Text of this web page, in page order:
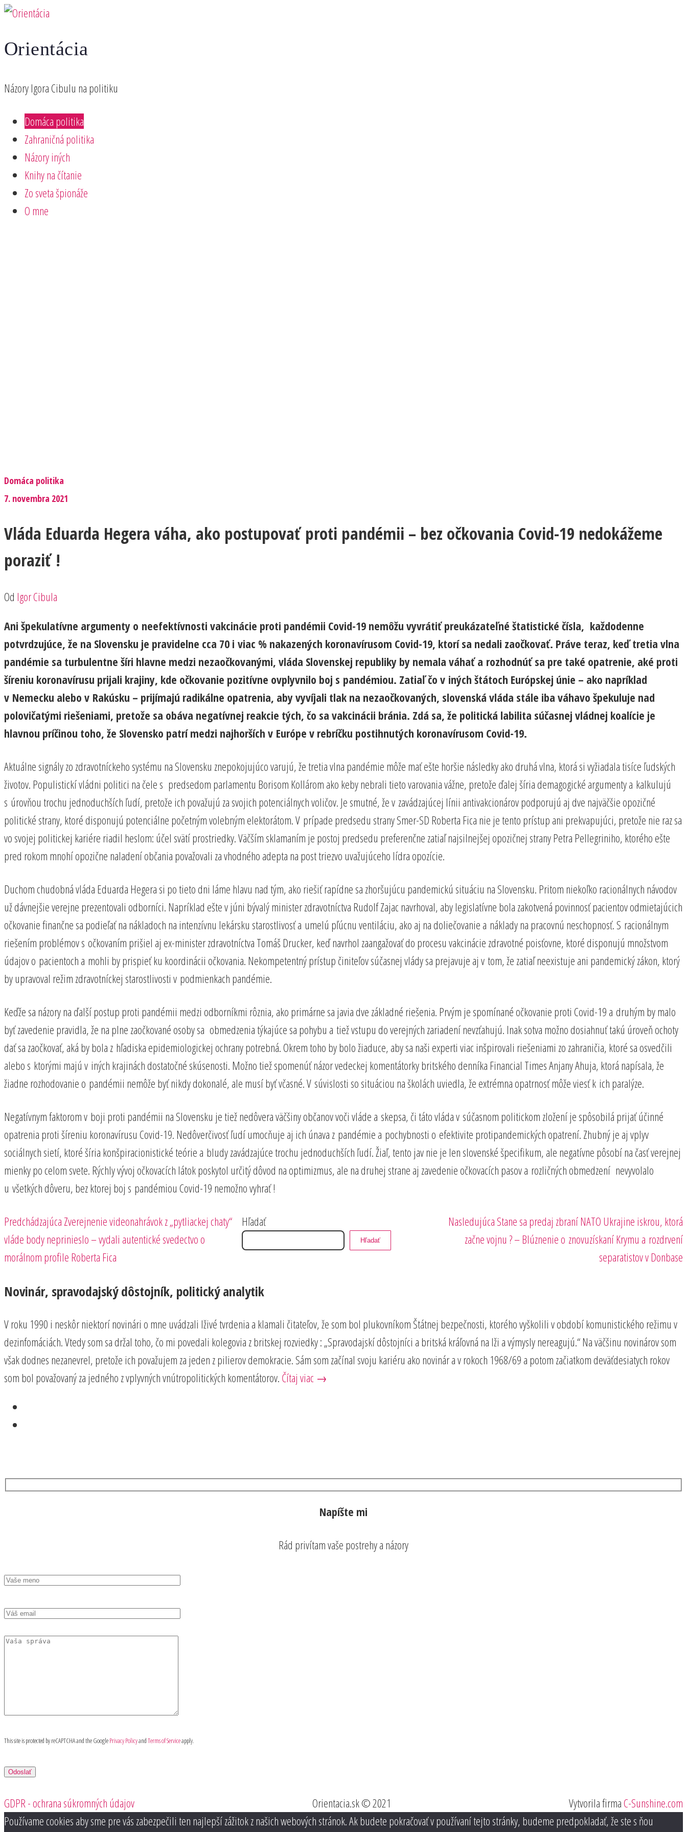
Preskočiť
obsah
Orientácia
Názory Igora Cibulu na politiku
Domáca politika
Zahraničná politika
Názory iných
Knihy na čítanie
Zo sveta špionáže
O mne
Domáca politika
7. novembra 2021
Vláda Eduarda Hegera váha, ako postupovať proti pandémii – bez očkovania Covid-19 nedokážeme
poraziť !
Od Igor Cibula
Ani špekulatívne argumenty o neefektívnosti vakcinácie proti pandémii Covid-19 nemôžu vyvrátiť preukázateľné štatistické čísla, každodenne
potvrdzujúce, že na Slovensku je pravidelne cca 70 i viac % nakazených koronavírusom Covid-19, ktorí sa nedali zaočkovať. Práve teraz, keď tretia vlna
pandémie sa turbulentne šíri hlavne medzi nezaočkovanými, vláda Slovenskej republiky by nemala váhať a rozhodnúť sa pre také opatrenie, aké proti
šíreniu koronavírusu prijali krajiny, kde očkovanie pozitívne ovplyvnilo boj s pandémiou. Zatiaľ čo v iných štátoch Európskej únie – ako napríklad
v Nemecku alebo v Rakúsku – prijímajú radikálne opatrenia, aby vyvíjali tlak na nezaočkovaných, slovenská vláda stále iba váhavo špekuluje nad
polovičatými riešeniami, pretože sa obáva negatívnej reakcie tých, čo sa vakcinácii bránia. Zdá sa, že politická labilita súčasnej vládnej koalície je
hlavnou príčinou toho, že Slovensko patrí medzi najhorších v Európe v rebríčku postihnutých koronavírusom Covid-19.
Aktuálne signály zo zdravotníckeho systému na Slovensku znepokojujúco varujú, že tretia vlna pandémie môže mať ešte horšie následky ako druhá vlna, ktorá si vyžiadala tisíce ľudských
životov. Populistickí vládni politici na čele s predsedom parlamentu Borisom Kollárom ako keby nebrali tieto varovania vážne, pretože ďalej šíria demagogické argumenty a kalkulujú
s úrovňou trochu jednoduchších ľudí, pretože ich považujú za svojich potenciálnych voličov. Je smutné, že v zavádzajúcej línii antivakcionárov podporujú aj dve najväčšie opozičné
politické strany, ktoré disponujú potenciálne početným volebným elektorátom. V prípade predsedu strany Smer-SD Roberta Fica nie je tento prístup ani prekvapujúci, pretože nie raz sa
vo svojej politickej kariére riadil heslom: účel svätí prostriedky. Väčším sklamaním je postoj predsedu preferenčne zatiaľ najsilnejšej opozičnej strany Petra Pellegriniho, ktorého ešte
pred rokom mnohí opozične naladení občania považovali za vhodného adepta na post triezvo uvažujúceho lídra opozície.
Duchom chudobná vláda Eduarda Hegera si po tieto dni láme hlavu nad tým, ako riešiť rapídne sa zhoršujúcu pandemickú situáciu na Slovensku. Pritom niekoľko racionálnych návodov
už dávnejšie verejne prezentovali odborníci. Napríklad ešte v júni bývalý minister zdravotníctva Rudolf Zajac navrhoval, aby legislatívne bola zakotvená povinnosť pacientov odmietajúcich
očkovanie finančne sa podieľať na nákladoch na intenzívnu lekársku starostlivosť a umelú pľúcnu ventiláciu, ako aj na doliečovanie a náklady na pracovnú neschopnosť. S racionálnym
riešením problémov s očkovaním prišiel aj ex-minister zdravotníctva Tomáš Drucker, keď navrhol zaangažovať do procesu vakcinácie zdravotné poisťovne, ktoré disponujú množstvom
údajov o pacientoch a mohli by prispieť ku koordinácii očkovania. Nekompetentný prístup činiteľov súčasnej vlády sa prejavuje aj v tom, že zatiaľ neexistuje ani pandemický zákon, ktorý
by upravoval režim zdravotníckej starostlivosti v podmienkach pandémie.
Keďže sa názory na ďalší postup proti pandémii medzi odborníkmi rôznia, ako primárne sa javia dve základné riešenia. Prvým je spomínané očkovanie proti Covid-19 a druhým by malo
byť zavedenie pravidla, že na plne zaočkované osoby sa obmedzenia týkajúce sa pohybu a tiež vstupu do verejných zariadení nevzťahujú. Inak sotva možno dosiahnuť takú úroveň ochoty
dať sa zaočkovať, aká by bola z hľadiska epidemiologickej ochrany potrebná. Okrem toho by bolo žiaduce, aby sa naši experti viac inšpirovali riešeniami zo zahraničia, ktoré sa osvedčili
alebo s ktorými majú v iných krajinách dostatočné skúsenosti. Možno tiež spomenúť názor vedeckej komentátorky britského denníka Financial Times Anjany Ahuja, ktorá napísala, že
žiadne rozhodovanie o pandémii nemôže byť nikdy dokonalé, ale musí byť včasné. V súvislosti so situáciou na školách uviedla, že extrémna opatrnosť môže viesť k ich paralýze.
Negatívnym faktorom v boji proti pandémii na Slovensku je tiež nedôvera väčšiny občanov voči vláde a skepsa, či táto vláda v súčasnom politickom zložení je spôsobilá prijať účinné
opatrenia proti šíreniu koronavírusu Covid-19. Nedôverčivosť ľudí umocňuje aj ich únava z pandémie a pochybnosti o efektivite protipandemických opatrení. Zhubný je aj vplyv
sociálnych sietí, ktoré šíria konšpiracionistické teórie a bludy zavádzajúce trochu jednoduchších ľudí. Žiaľ, tento jav nie je len slovenské špecifikum, ale negatívne pôsobí na časť verejnej
mienky po celom svete. Rýchly vývoj očkovacích látok poskytol určitý dôvod na optimizmus, ale na druhej strane aj zavedenie očkovacích pasov a rozličných obmedzení nevyvolalo
u všetkých dôveru, bez ktorej boj s pandémiou Covid-19 nemožno vyhrať !
Navigácia
v
Predchádzajúci
príspevok
Predchádzajúca Zverejnenie videonahrávok z „pytliackej chaty“
vláde body neprinieslo – vydali autentické svedectvo o
morálnom profile Roberta Fica
Nasledujúci
príspevok
Nasledujúca Stane sa predaj zbraní NATO Ukrajine iskrou, ktorá
začne vojnu ? – Blúznenie o znovuzískaní Krymu a rozdrvení
separatistov v Donbase
Hľadať
Hľadať
Novinár, spravodajský dôstojník, politický analytik
V roku 1990 i neskôr niektorí novinári o mne uvádzali lživé tvrdenia a klamali čitateľov, že som bol plukovníkom Štátnej bezpečnosti, ktorého vyškolili v období komunistického režimu v
dezinfomáciách. Vtedy som sa držal toho, čo mi povedali kolegovia z britskej rozviedky : „Spravodajskí dôstojníci a britská kráľovná na lži a výmysly nereagujú.“ Na väčšinu novinárov som
však dodnes nezanevrel, pretože ich považujem za jeden z pilierov demokracie. Sám som začínal svoju kariéru ako novinár a v rokoch 1968/69 a potom začiatkom deväťdesiatych rokov
som bol považovaný za jedného z vplyvných vnútropolitických komentátorov. Čítaj viac →
Napíšte mi
Rád privítam vaše postrehy a názory
This site is protected by reCAPTCHA and the GooglePrivacy PolicyandTerms of Serviceapply.
GDPR - ochrana súkromných údajov Orientacia.sk © 2021 Vytvorila firmaC-Sunshine.com
Používame cookies aby sme pre vás zabezpečili ten najlepší zážitok z našich webových stránok. Ak budete pokračovať v používaní tejto stránky, budeme predpokladať, že ste s ňou